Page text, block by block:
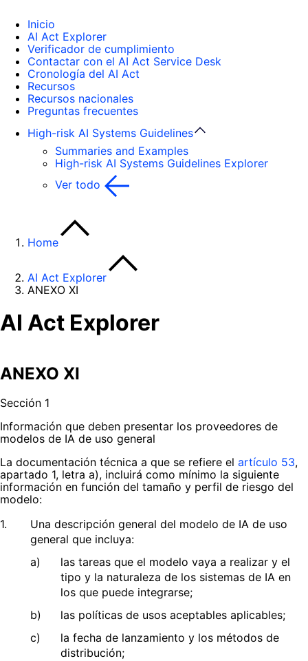
Inicio
AI Act Explorer
Verificador de cumplimiento
Contactar con el AI Act Service Desk
Cronología del AI Act
Recursos
Recursos nacionales
Preguntas frecuentes
High-risk AI Systems Guidelines
Summaries and Examples
High-risk AI Systems Guidelines Explorer
Ver todo
Home
AI Act Explorer
ANEXO XI
AI Act Explorer
ANEXO XI
Sección 1
Información que deben presentar los proveedores de
modelos de IA de uso general
La documentación técnica a que se refiere el artículo 53,
apartado 1, letra a), incluirá como mínimo la siguiente
información en función del tamaño y perfil de riesgo del
modelo:
1.
Una descripción general del modelo de IA de uso
general que incluya:
a)
las tareas que el modelo vaya a realizar y el
tipo y la naturaleza de los sistemas de IA en
los que puede integrarse;
b)
las políticas de usos aceptables aplicables;
c)
la fecha de lanzamiento y los métodos de
distribución;